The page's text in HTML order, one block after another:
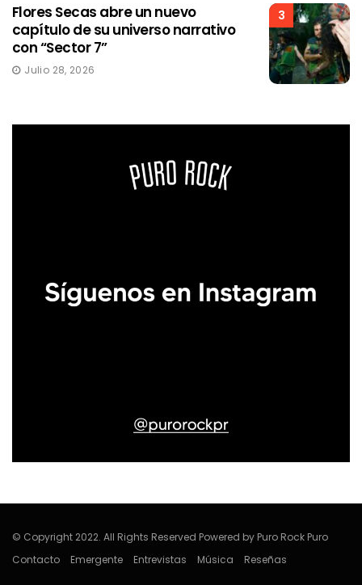
3
Flores Secas abre un nuevo
capítulo de su universo narrativo
con “Sector 7”
Julio 28, 2026
© Copyright 2022. All Rights Reserved Powered by Puro Rock Puro
Contacto
Emergente Entrevistas Música Reseñas